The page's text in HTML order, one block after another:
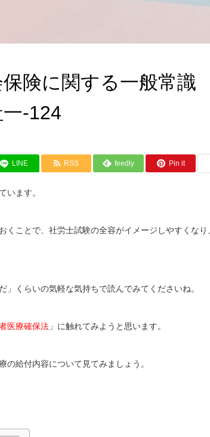
保険に関する一般常
-124
LINE RSS feedly Pin it
います。
くことで、社労士試験の全容がイメージしやすくなり
くらいの気軽な気持ちで読んでみてくださいね。
医療確保法 」に触れてみようと思います。
給付内容について見てみましょう。